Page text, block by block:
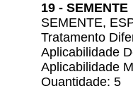
19 - SEMENTE
SEMENTE,
Tratamento
Aplicabilidade
Aplicabilidade
Quantidade: 5